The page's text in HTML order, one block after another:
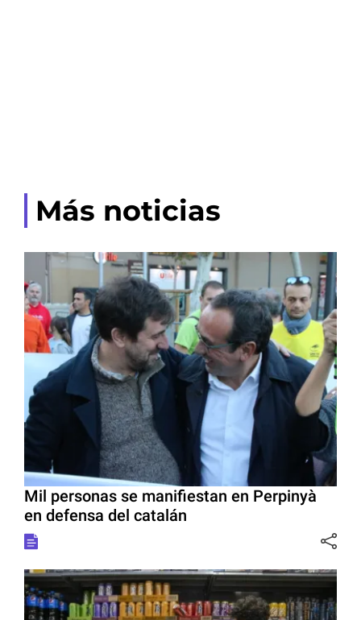
Más noticias
Mil personas se manifiestan en Perpinyà
en defensa del catalán